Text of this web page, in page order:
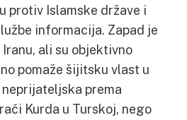
protiv Islamske države i
informacija. Zapad je
ali su objektivno
pomaže šijitsku vlast u
prema
Kurda u Turskoj, nego